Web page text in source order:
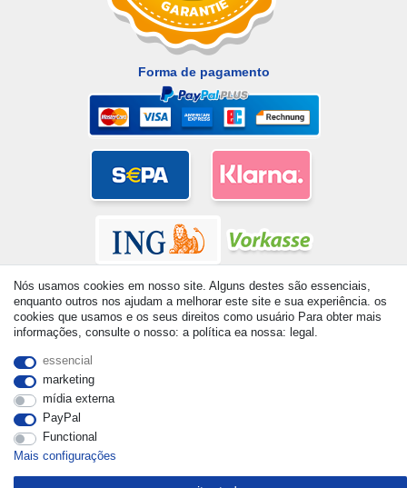
Forma de pagamento
reserved. Prices incl. VAT. 19% VAT Basic prices see article detail
| * Applies to deliveries to the UK!
Nós usamos cookies em nosso site. Alguns destes são essenciais,
enquanto outros nos ajudam a melhorar este site e sua experiência. os
cookies que usamos e os seus direitos como usuário Para obter mais
informações, consulte o nosso: a política ea nossa: legal.
essencial
marketing
mídia externa
PayPal
Functional
Mais configurações